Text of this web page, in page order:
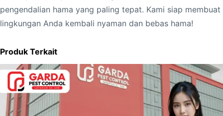
pengendalian hama yang paling tepat. Kami siap membuat
lingkungan Anda kembali nyaman dan bebas hama!
Produk Terkait